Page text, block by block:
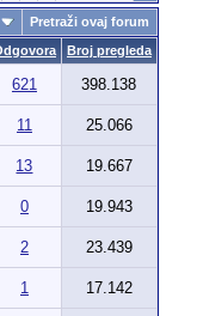
Pretraži ovaj forum
Broj pregleda
621
398.138
11
25.066
13
19.667
0
19.943
2
23.439
1
17.142